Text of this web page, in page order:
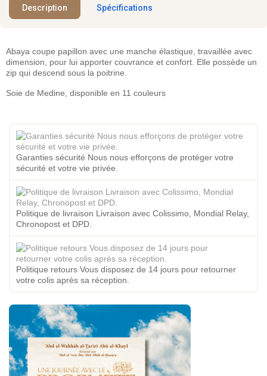
Description Spécifications
Abaya coupe papillon avec une manche élastique, travaillée avec
dimension, pour lui apporter couvrance et confort. Elle possède un
zip qui descend sous la poitrine.
Soie de Medine, disponible en 11 couleurs
Garanties sécurité Nous nous efforçons de protéger votre
sécurité et votre vie privée.
Politique de livraison Livraison avec Colissimo, Mondial Relay,
Chronopost et DPD.
Politique retours Vous disposez de 14 jours pour retourner
votre colis après sa réception.